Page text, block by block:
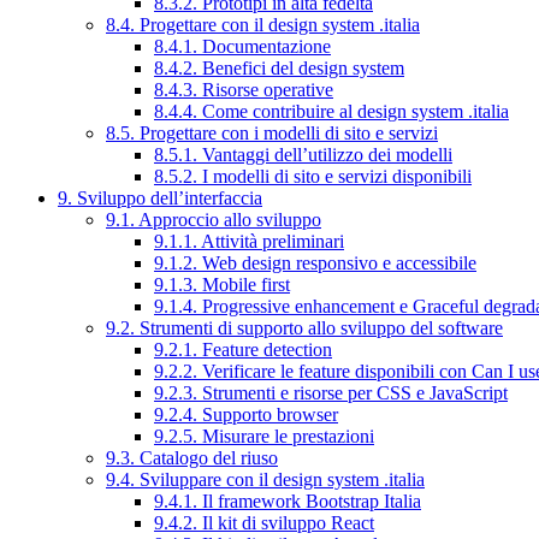
8.4. Progettare con il design system .italia
8.4.1. Documentazione
8.4.2. Benefici del design system
8.4.3. Risorse operative
8.4.4. Come contribuire al design system .italia
8.5. Progettare con i modelli di sito e servizi
8.5.1. Vantaggi dell’utilizzo dei modelli
8.5.2. I modelli di sito e servizi disponibili
9. Sviluppo dell’interfaccia
9.1. Approccio allo sviluppo
9.1.1. Attività preliminari
9.1.2. Web design responsivo e accessibile
9.1.3. Mobile first
9.1.4. Progressive enhancement e Graceful
9.2. Strumenti di supporto allo sviluppo del software
9.2.1. Feature detection
9.2.2. Verificare le feature disponibili con Can I
9.2.3. Strumenti e risorse per CSS e JavaScript
9.2.4. Supporto browser
9.2.5. Misurare le prestazioni
9.3. Catalogo del riuso
9.4. Sviluppare con il design system .italia
9.4.1. Il framework Bootstrap Italia
9.4.2. Il kit di sviluppo React